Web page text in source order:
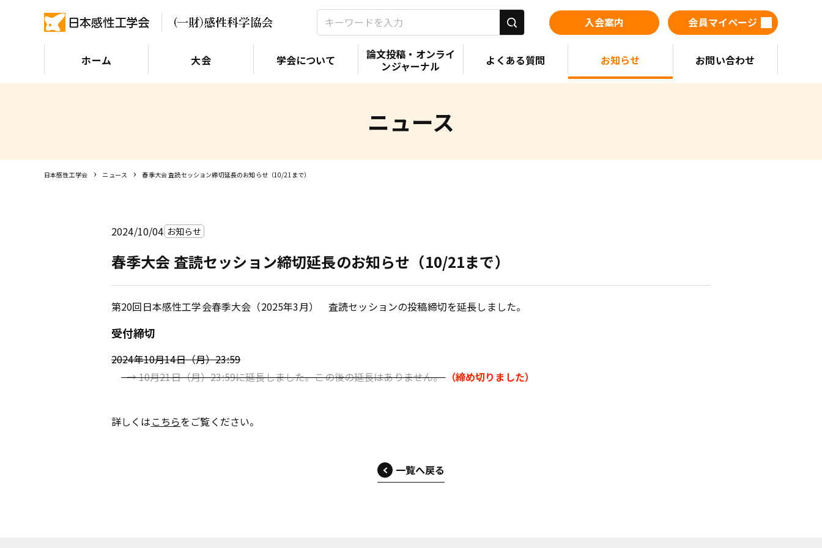
入会案内 会員マイページ
ホーム 大会 学会について
論文投稿・オンライ
ンジャーナル
よくある質問 お知らせ お問い合わせ
ニュース
日本感性工学会 ニュース 春季大会 査読セッション締切延長のお知らせ（10/21まで）
2024/10/04 お知らせ
春季大会 査読セッション締切延長のお知らせ（10/21まで）
第20回日本感性工学会春季大会（2025年3月） 査読セッションの投稿締切を延長しました。
受付締切
2024年10月14日（月）23:59
→ 10月21日（月）23:59に延長しました。この後の延長はありません。（締め切りました）
詳しくはこちらをご覧ください。
一覧へ戻る